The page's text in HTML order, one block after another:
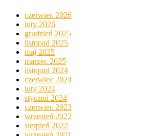
czerwiec 2026
luty 2026
grudzień 2025
listopad 2025
maj 2025
marzec 2025
listopad 2024
czerwiec 2024
luty 2024
styczeń 2024
czerwiec 2023
wrzesień 2022
sierpień 2022